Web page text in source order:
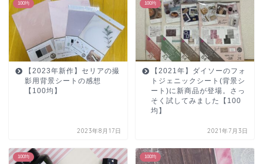
100均
【2023年新作】セリアの撮
影用背景シートの感想
【100均】
2023年8月17日
100均
【2021年】ダイソーのフォ
トジェニックシート(背景シ
ート)に新商品が登場。さっ
そく試してみました【100
均】
2021年7月3日
100均 100均